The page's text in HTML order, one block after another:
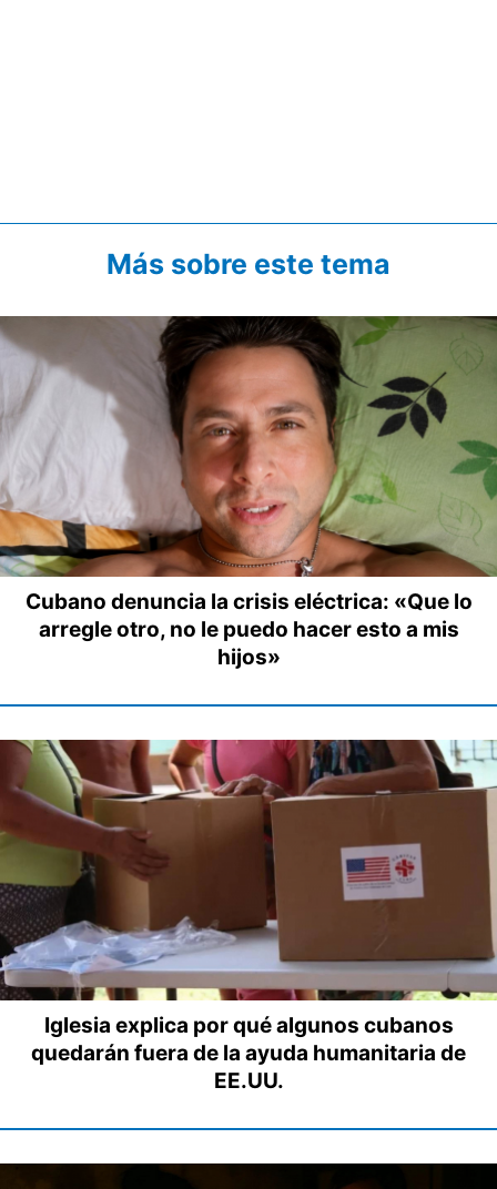
Más sobre este tema
Cubano denuncia la crisis eléctrica: «Que lo
arregle otro, no le puedo hacer esto a mis
hijos»
Iglesia explica por qué algunos cubanos
quedarán fuera de la ayuda humanitaria de
EE.UU.